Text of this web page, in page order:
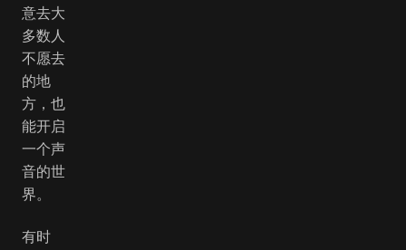
意去大
多数人
不愿去
的地
方，也
能开启
一个声
音的世
界。
有时